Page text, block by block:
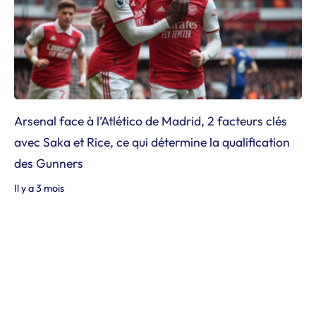
Arsenal face à l’Atlético de Madrid, 2 facteurs clés
avec Saka et Rice, ce qui détermine la qualification
des Gunners
Il y a 3 mois